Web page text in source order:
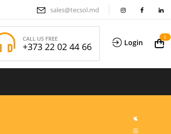
sales@tecsol.md
CALL US FREE
+373 22 02 44 66 Login
0